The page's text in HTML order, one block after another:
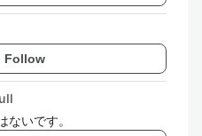
Follow
ないです。